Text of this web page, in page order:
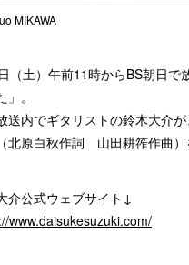
MIKAWA
（土）午前11時からBS朝日で
。
送内でギタリストの鈴木大介
北原白秋作詞 山田耕筰作曲）
介公式ウェブサイト↓
www.daisukesuzuki.com/